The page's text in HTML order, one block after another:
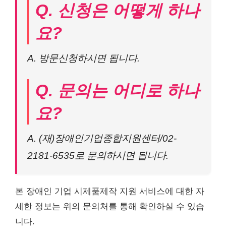
Q. 신청은 어떻게 하나
요?
A. 방문신청하시면 됩니다.
Q. 문의는 어디로 하나
요?
A. (재)장애인기업종합지원센터/02-
2181-6535로 문의하시면 됩니다.
본 장애인 기업 시제품제작 지원 서비스에 대한 자
세한 정보는 위의 문의처를 통해 확인하실 수 있습
니다.